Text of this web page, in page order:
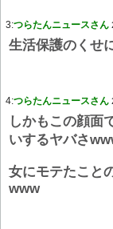
3:つらたんニュースさん
生活保護のくせ
4:つらたんニュースさん
しかもこの顔面
いするヤバさ
女にモテたこと
www